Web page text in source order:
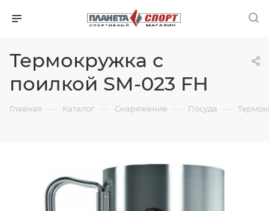
Термокружка с
поилкой SM-023 FH
Главная — Каталог — Снаряжение — Посуда —